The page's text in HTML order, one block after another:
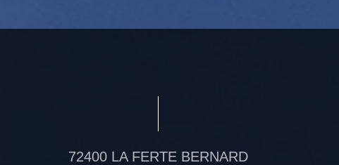
72400 LA FERTE BERNARD